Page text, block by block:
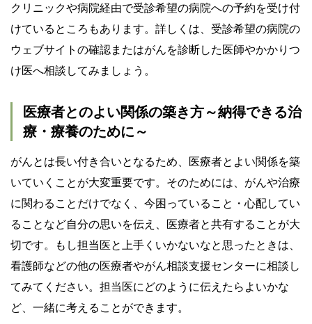
クリニックや病院経由で受診希望の病院への予約を受け付
けているところもあります。詳しくは、受診希望の病院の
ウェブサイトの確認またはがんを診断した医師やかかりつ
け医へ相談してみましょう。
医療者とのよい関係の築き方～納得できる治
療・療養のために～
がんとは長い付き合いとなるため、医療者とよい関係を築
いていくことが大変重要です。そのためには、がんや治療
に関わることだけでなく、今困っていること・心配してい
ることなど自分の思いを伝え、医療者と共有することが大
切です。もし担当医と上手くいかないなと思ったときは、
看護師などの他の医療者やがん相談支援センターに相談し
てみてください。担当医にどのように伝えたらよいかな
ど、一緒に考えることができます。